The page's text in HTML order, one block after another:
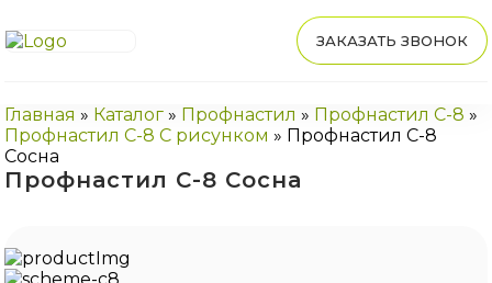
ЗАКАЗАТЬ ЗВОНОК
Главная » Каталог » Профнастил » Профнастил С-8 »
Профнастил С-8 С рисунком » Профнастил С-8
Сосна
Профнастил С-8 Сосна